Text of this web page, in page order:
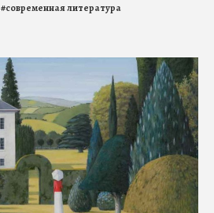
#современная литература